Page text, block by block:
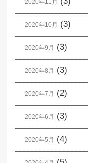
2020年11月
2020年10月 (3)
2020年9月 (3)
2020年8月 (3)
2020年7月 (2)
2020年6月 (3)
2020年5月 (4)